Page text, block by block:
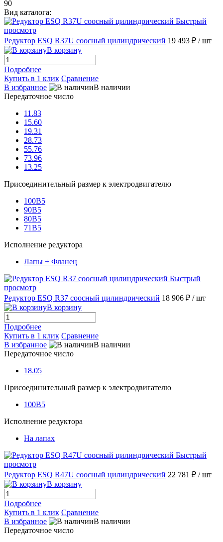
90
Вид каталога:
Быстрый
просмотр
Редуктор ESQ R37U соосный цилиндрический 19 493 ₽ / шт
В корзину
Подробнее
Купить в 1 клик Сравнение
В избранное
В наличии
Передаточное число
11.83
15.60
19.31
28.73
55.76
73.96
13.25
Присоединительный размер к электродвигателю
100B5
90B5
80B5
71B5
Исполнение редуктора
Лапы + Фланец
Быстрый
просмотр
Редуктор ESQ R37 соосный цилиндрический 18 906 ₽ / шт
В корзину
Подробнее
Купить в 1 клик Сравнение
В избранное
В наличии
Передаточное число
18.05
Присоединительный размер к электродвигателю
100B5
Исполнение редуктора
На лапах
Быстрый
просмотр
Редуктор ESQ R47U соосный цилиндрический 22 781 ₽ / шт
В корзину
Подробнее
Купить в 1 клик Сравнение
В избранное
В наличии
Передаточное число